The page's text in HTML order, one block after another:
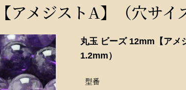
アメジストA】（穴サイ
丸玉 ビーズ 12mm【アメ
1.2mm）
型番